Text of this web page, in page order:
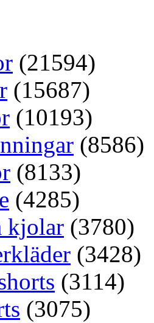
(21594)
(15687)
(10193)
(8586)
(8133)
(4285)
kjolar (3780)
(3428)
(3114)
(3075)